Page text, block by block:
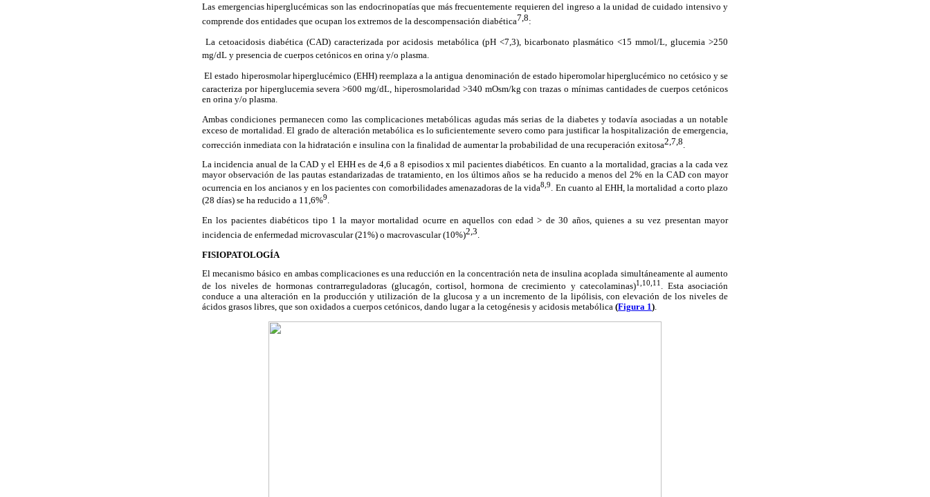
Las emergencias hiperglucémicas son las endocrinopatías que más frecuentemente requieren del ingreso a la unidad de cuidado intensivo y
comprende dos entidades que ocupan los extremos de la descompensación diabética7,8:
 La cetoacidosis diabética (CAD) caracterizada por acidosis metabólica (pH <7,3), bicarbonato plasmático <15 mmol/L, glucemia >250
mg/dL y presencia de cuerpos cetónicos en orina y/o plasma.
 El estado hiperosmolar hiperglucémico (EHH) reemplaza a la antigua denominación de estado hiperomolar hiperglucémico no cetósico y se
caracteriza por hiperglucemia severa >600 mg/dL, hiperosmolaridad >340 mOsm/kg con trazas o mínimas cantidades de cuerpos cetónicos
en orina y/o plasma.
Ambas condiciones permanecen como las complicaciones metabólicas agudas más serias de la diabetes y todavía asociadas a un notable
exceso de mortalidad. El grado de alteración metabólica es lo suficientemente severo como para justificar la hospitalización de emergencia,
corrección inmediata con la hidratación e insulina con la finalidad de aumentar la probabilidad de una recuperación exitosa2,7,8.
La incidencia anual de la CAD y el EHH es de 4,6 a 8 episodios x mil pacientes diabéticos. En cuanto a la mortalidad, gracias a la cada vez
mayor observación de las pautas estandarizadas de tratamiento, en los últimos años se ha reducido a menos del 2% en la CAD con mayor
ocurrencia en los ancianos y en los pacientes con comorbilidades amenazadoras de la vida8,9
. En cuanto al EHH, la mortalidad a corto plazo
(28 días) se ha reducido a 11,6%9.
En los pacientes diabéticos tipo 1 la mayor mortalidad ocurre en aquellos con edad > de 30 años, quienes a su vez presentan mayor
incidencia de enfermedad microvascular (21%) o macrovascular (10%)2,3.
FISIOPATOLOGÍA
El mecanismo básico en ambas complicaciones es una reducción en la concentración neta de insulina acoplada simultáneamente al aumento
de los niveles de hormonas contrarreguladoras (glucagón, cortisol, hormona de crecimiento y catecolaminas)1,10,11. Esta asociación
conduce a una alteración en la producción y utilización de la glucosa y a un incremento de la lipólisis, con elevación de los niveles de
ácidos grasos libres, que son oxidados a cuerpos cetónicos, dando lugar a la cetogénesis y acidosis metabólica (Figura 1).